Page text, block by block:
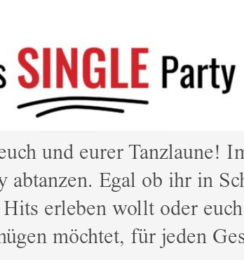
und eurer Tanzlaune!
abtanzen. Egal ob ihr in
erleben wollt oder
möchtet, für jeden